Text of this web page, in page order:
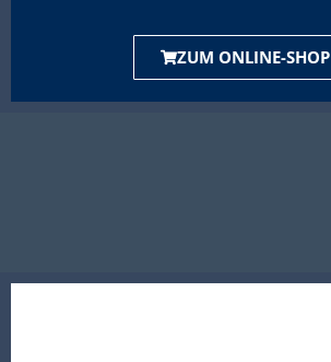
ZUM ONLINE-SHOP